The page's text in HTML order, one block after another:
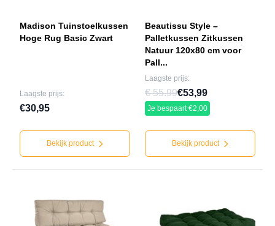
Madison Tuinstoelkussen
Hoge Rug Basic Zwart
Laagste prijs:
€30,95
Bekijk product
Beautissu Style –
Palletkussen Zitkussen
Natuur 120x80 cm voor
Pall...
Laagste prijs:
€ 55.99€53,99
Je bespaart €2,00
Bekijk product